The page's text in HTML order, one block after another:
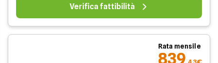
Verifica fattibilità
Rata mensile
839